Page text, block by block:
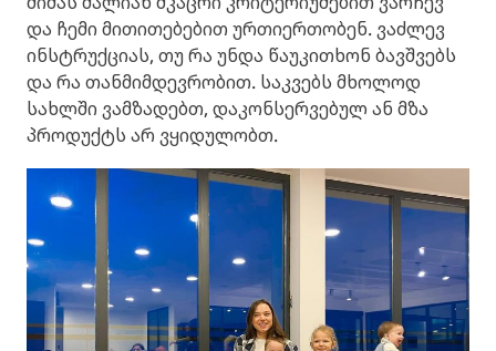
და ჩემი მითითებებით ურთიერთობენ. ვაძლევ
ინსტრუქციას, თუ რა უნდა წაუკითხონ ბავშვებს
და რა თანმიმდევრობით. საკვებს მხოლოდ
სახლში ვამზადებთ, დაკონსერვებულ ან მზა
პროდუქტს არ ვყიდულობთ.